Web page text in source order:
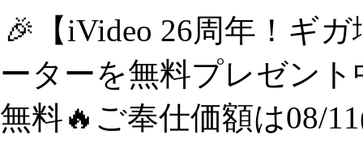
🎉【iVideo 26周年！ギ
ーターを無料プレゼン
無料🔥ご奉仕価額は08/